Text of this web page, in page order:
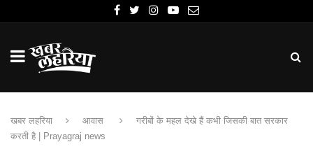
खबर लहरिया आवास
गरीबों के महल देखे हैं कभी जिसकी बात सरकार
करती है | Prayagraj news